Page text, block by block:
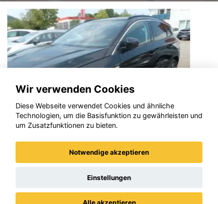
Wartburg Andere
Wir verwenden Cookies
Diese Webseite verwendet Cookies und ähnliche
Technologien, um die Basisfunktion zu gewährleisten und
um Zusatzfunktionen zu bieten.
Notwendige akzeptieren
Einstellungen